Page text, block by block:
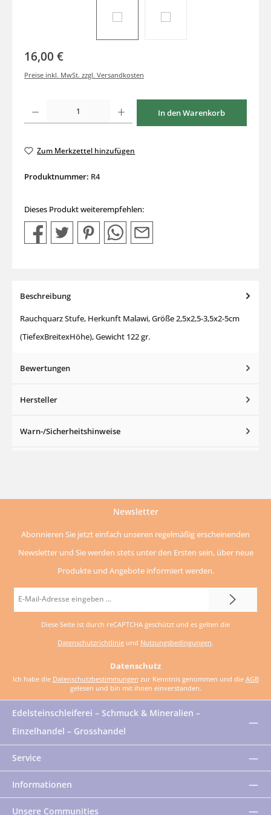
16,00 €
Preise inkl. MwSt. zzgl. Versandkosten
Produkt Anzahl: Gib den gewünschten Wert ein oder benutze die Schaltflächen um
In den Warenkorb
Zum Merkzettel hinzufügen
Produktnummer: R4
Dieses Produkt weiterempfehlen:
Beschreibung
Rauchquarz Stufe, Herkunft Malawi, Größe 2,5x2,5-3,5x2-5cm
(TiefexBreitexHöhe), Gewicht 122 gr.
Bewertungen
Hersteller
Warn-/Sicherheitshinweise
Newsletter
Abonnieren Sie jetzt einfach unseren regelmäßig erscheinenden
Newsletter und Sie werden stets unter den Ersten sein, über neue
Produkte und Angebote informiert werden.
E-
Mail-
Diese Seite ist durch reCAPTCHA geschützt und es gelten die
Datenschutzrichtlinie und Nutzungsbedingungen.
Datenschutz
Ich habe die Datenschutzbestimmungen zur Kenntnis genommen und die AGB
gelesen und bin mit ihnen einverstanden.
Edelsteinschleiferei – Schmuck & Mineralien –
Einzelhandel – Grosshandel
Service
Informationen
Unsere Communities